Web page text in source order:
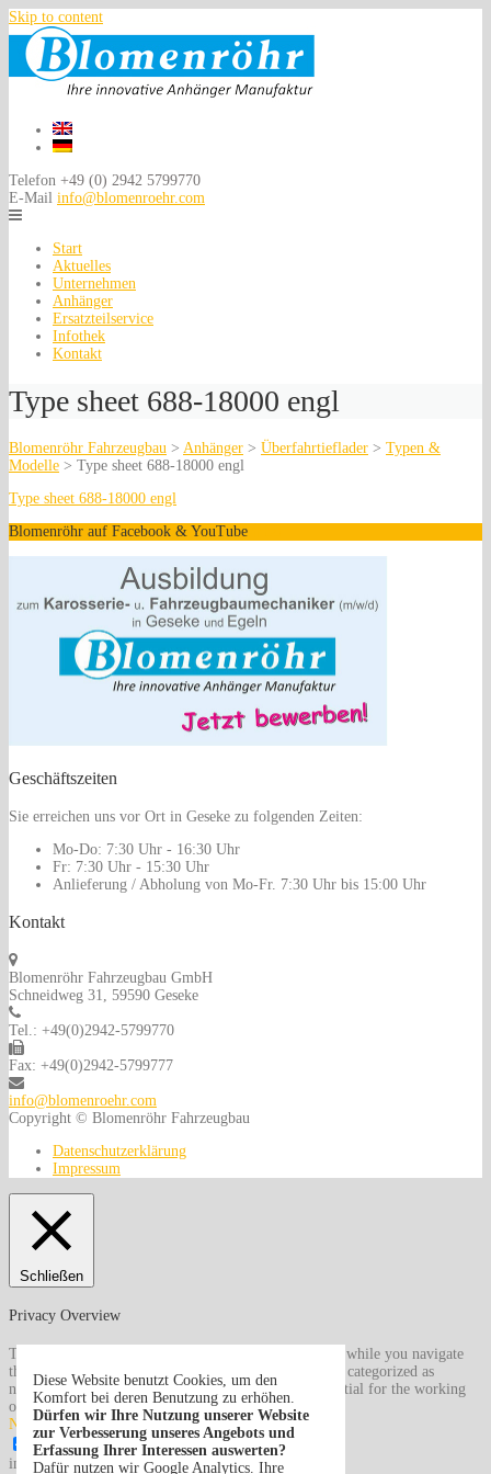
Skip to content
Telefon +49 (0) 2942 5799770
E-Mail info@blomenroehr.com
Start
Aktuelles
Unternehmen
Anhänger
Ersatzteilservice
Infothek
Kontakt
Type sheet 688-18000 engl
Blomenröhr Fahrzeugbau > Anhänger > Überfahrtieflader > Typen &
Modelle > Type sheet 688-18000 engl
Type sheet 688-18000 engl
Blomenröhr auf Facebook & YouTube
Geschäftszeiten
Sie erreichen uns vor Ort in Geseke zu folgenden Zeiten:
Mo-Do: 7:30 Uhr - 16:30 Uhr
Fr: 7:30 Uhr - 15:30 Uhr
Anlieferung / Abholung von Mo-Fr. 7:30 Uhr bis 15:00 Uhr
Kontakt
Blomenröhr Fahrzeugbau GmbH
Schneidweg 31, 59590 Geseke
Tel.: +49(0)2942-5799770
Fax: +49(0)2942-5799777
info@blomenroehr.com
Copyright © Blomenröhr Fahrzeugbau
Datenschutzerklärung
Impressum
Diese Website benutzt Cookies, um den
Komfort bei deren Benutzung zu erhöhen.
Dürfen wir Ihre Nutzung unserer Website
zur Verbesserung unseres Angebots und
Erfassung Ihrer Interessen auswerten?
Dafür nutzen wir Google Analytics. Ihre
Schließen
Privacy Overview
This website uses cookies to improve your experience while you navigate
through the website. Out of these, the cookies that are categorized as
necessary are stored on your browser as they are essential for the working
of basic functionalities of the...
Necessary
Necessary
immer aktiv